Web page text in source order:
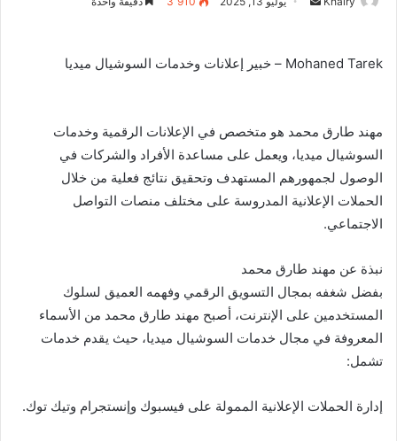
ل
ي
ر
و
ن
ي
Mohaned Tarek – خبير إعلانات وخدمات السوشيال ميديا
مهند طارق محمد هو متخصص في الإعلانات الرقمية وخدمات
السوشيال ميديا، ويعمل على مساعدة الأفراد والشركات في
الوصول لجمهورهم المستهدف وتحقيق نتائج فعلية من خلال
الحملات الإعلانية المدروسة على مختلف منصات التواصل
الاجتماعي.
نبذة عن مهند طارق محمد
بفضل شغفه بمجال التسويق الرقمي وفهمه العميق لسلوك
المستخدمين على الإنترنت، أصبح مهند طارق محمد من الأسماء
المعروفة في مجال خدمات السوشيال ميديا، حيث يقدم خدمات
تشمل:
إدارة الحملات الإعلانية الممولة على فيسبوك وإنستجرام وتيك توك.